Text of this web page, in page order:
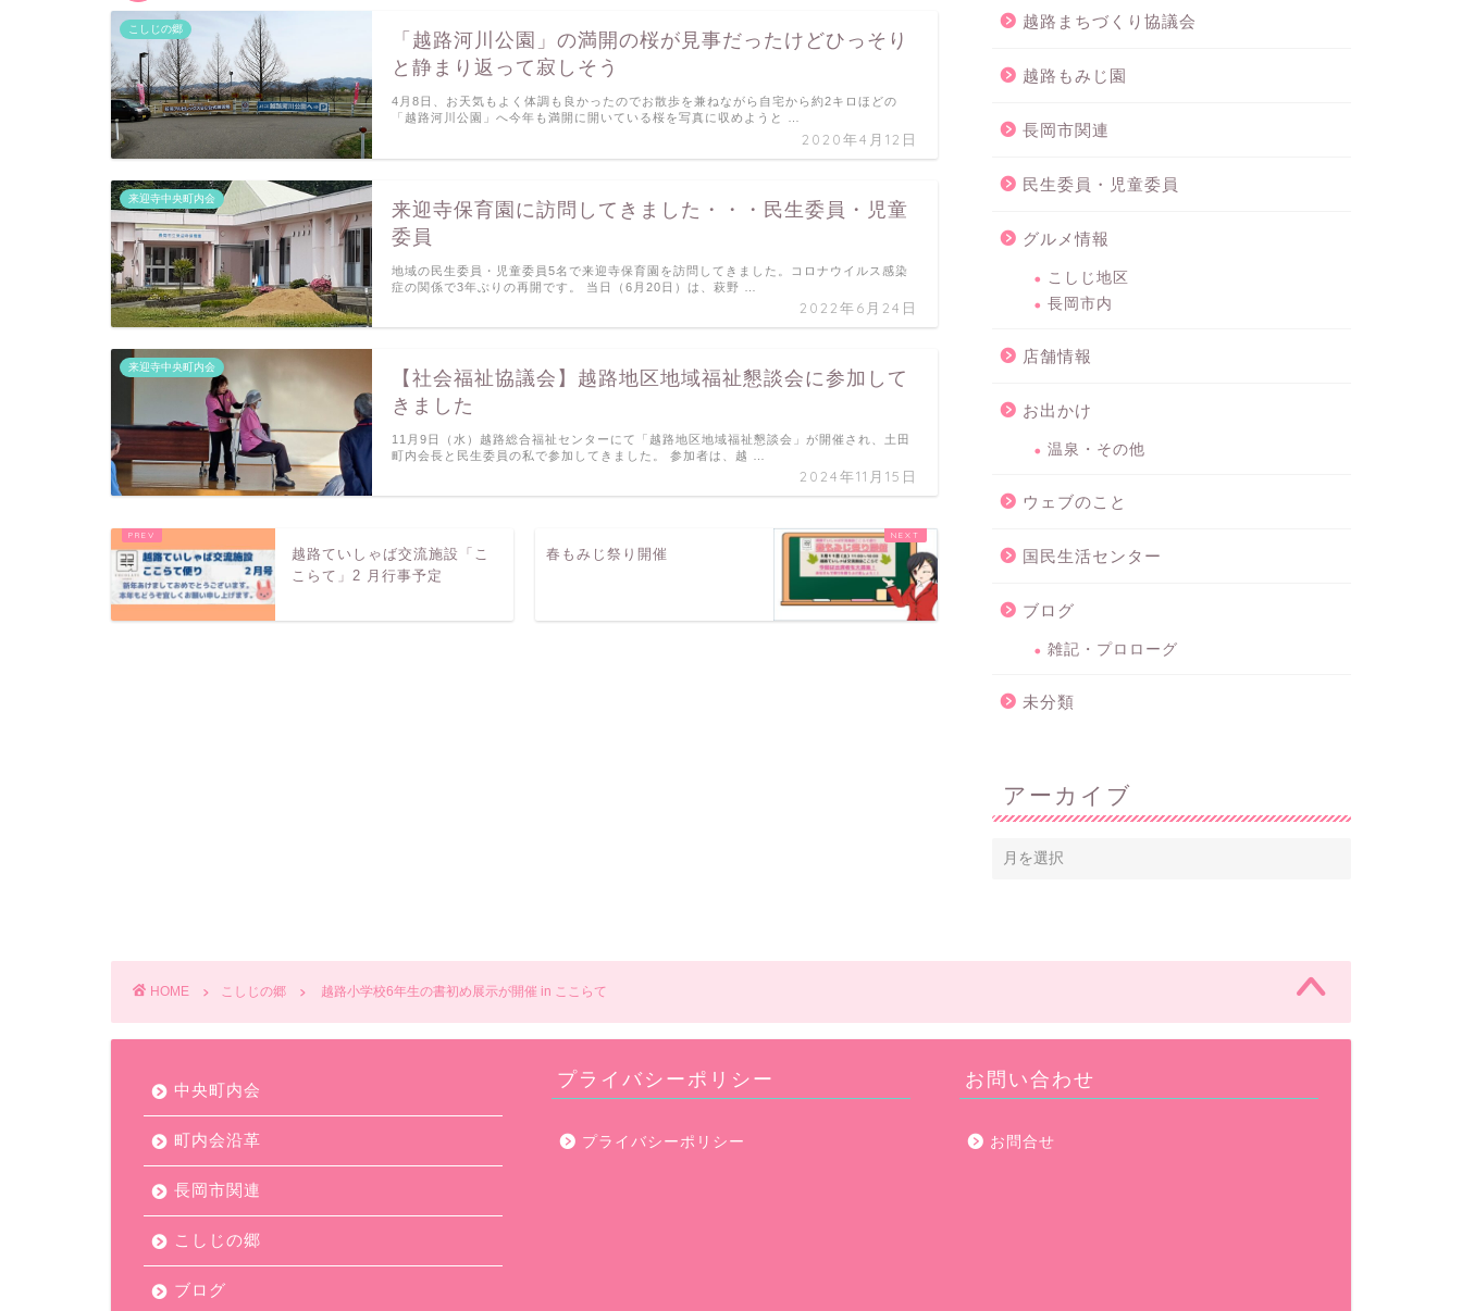
こしじの郷
「越路河川公園」の満開の桜が見事だったけどひっそり
と静まり返って寂しそう
2020年4月12日
4月8日、お天気もよく体調も良かったのでお散歩を兼ねながら自宅から約2キロほどの
「越路河川公園」へ今年も満開に開いている桜を写真に収めようと …
来迎寺中央町内会
来迎寺保育園に訪問してきました・・・民生委員・児童
委員
2022年6月24日
地域の民生委員・児童委員5名で来迎寺保育園を訪問してきました。コロナウイルス感染
症の関係で3年ぶりの再開です。 当日（6月20日）は、萩野 …
来迎寺中央町内会
【社会福祉協議会】越路地区地域福祉懇談会に参加して
きました
2024年11月15日
11月9日（水）越路総合福祉センターにて「越路地区地域福祉懇談会」が開催され、土田
町内会長と民生委員の私で参加してきました。 参加者は、越 …
越路ていしゃば交流施設「こ
こらて」2 月行事予定
春もみじ祭り開催
越路まちづくり協議会
越路もみじ園
長岡市関連
民生委員・児童委員
グルメ情報
こしじ地区
長岡市内
店舗情報
お出かけ
温泉・その他
ウェブのこと
国民生活センター
ブログ
雑記・プロローグ
未分類
アーカイブ
HOME こしじの郷 越路小学校6年生の書初め展示が開催 in ここらて
中央町内会
町内会沿革
長岡市関連
こしじの郷
ブログ
プライバシーポリシー
プライバシーポリシー
お問い合わせ
お問合せ